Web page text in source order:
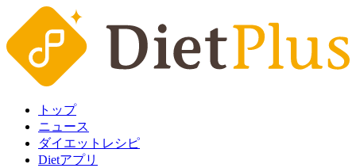
トップ
ニュース
ダイエットレシピ
Dietアプリ